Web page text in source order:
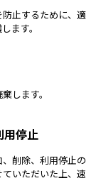
止するために、適
ます。
します。
用停止
削除、利用停止の
いただいた上、速